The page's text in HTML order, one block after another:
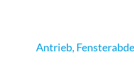
Antrieb,